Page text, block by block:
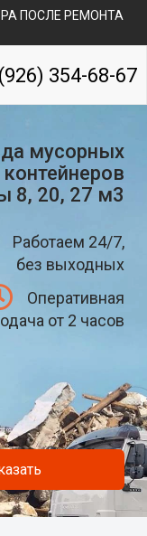
ПОСЛЕ РЕМОНТА
354-68-67
мусорных
контейнеров
8, 20, 27 м3
Работаем 24/7,
без выходных
Оперативная
от 2 часов